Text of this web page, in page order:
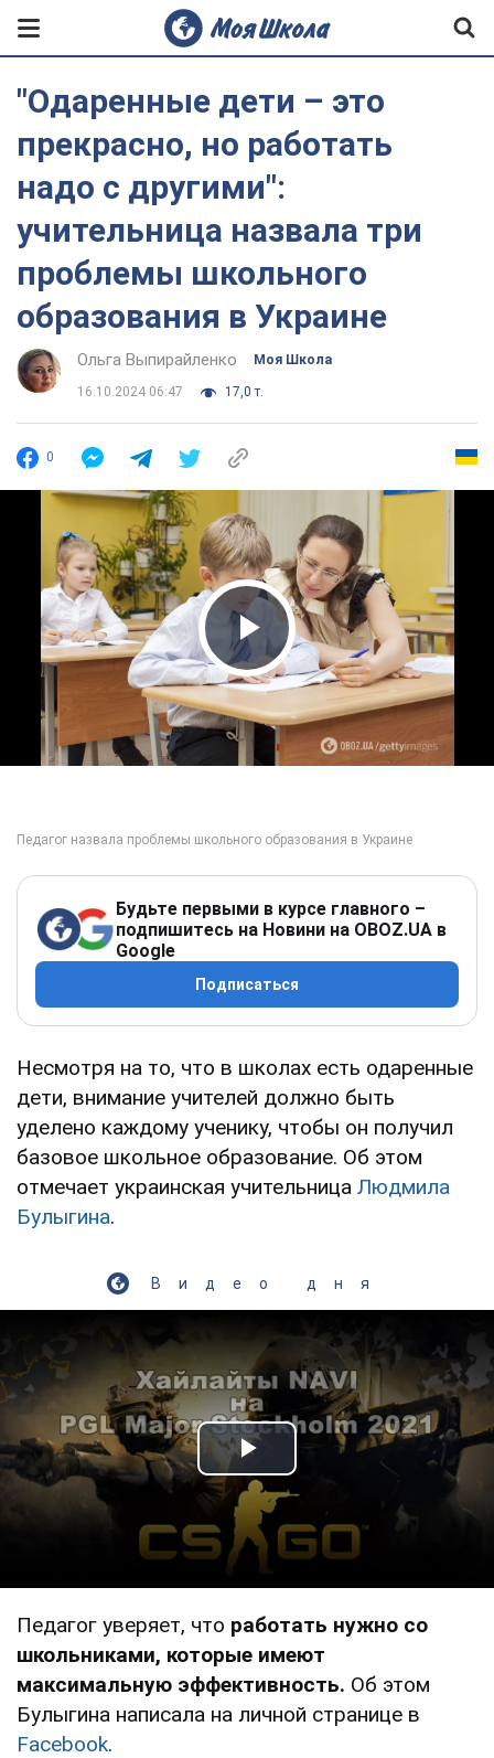
"Одаренные дети – это
прекрасно, но работать
надо с другими":
учительница назвала три
проблемы школьного
образования в Украине
Ольга Выпирайленко Моя Школа
16.10.2024 06:47 17,0 т.
0
Play Video
Будьте первыми в курсе главного –
подпишитесь на Новини на OBOZ.UA в
Google
Подписаться
Несмотря на то, что в школах есть одаренные
дети, внимание учителей должно быть
уделено каждому ученику, чтобы он получил
базовое школьное образование. Об этом
отмечает украинская учительница Людмила
Булыгина.
Видео дня
Play Video
Педагог уверяет, что работать нужно со
школьниками, которые имеют
максимальную эффективность. Об этом
Булыгина написала на личной странице в
Facebook.